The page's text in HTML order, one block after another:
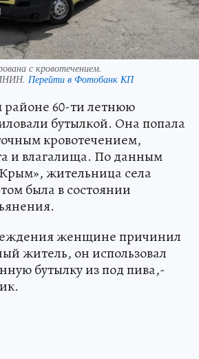
с кровотечением.
Перейти в Фотобанк КП
60-ти летнюю
бутылкой. Она попала
кровотечением,
и влагалища. По данным
жительница села
была в состоянии
женщине причинил
житель, он использовал
бутылку из под пива,-